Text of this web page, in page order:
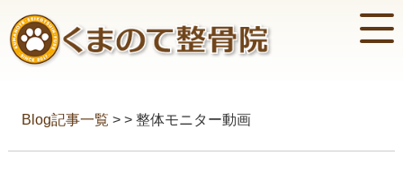
Blog記事一覧 > > 整体モニター動画